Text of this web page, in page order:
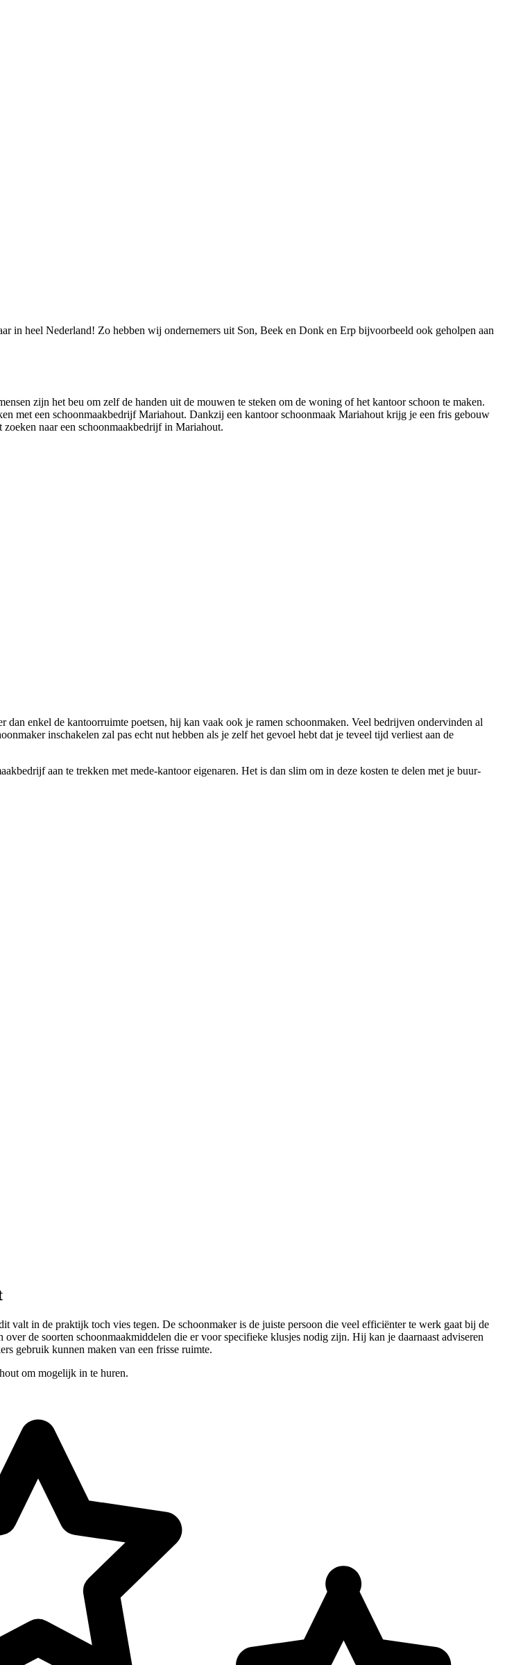
in heel Nederland! Zo hebben wij ondernemers uit Son, Beek en Donk en Erp bijvoorbeeld ook geholpen aan
zijn het beu om zelf de handen uit de mouwen te steken om de woning of het kantoor schoon te maken.
met een schoonmaakbedrijf Mariahout. Dankzij een kantoor schoonmaak Mariahout krijg je een fris gebouw
naar een schoonmaakbedrijf in Mariahout.
enkel de kantoorruimte poetsen, hij kan vaak ook je ramen schoonmaken. Veel bedrijven ondervinden al
inschakelen zal pas echt nut hebben als je zelf het gevoel hebt dat je teveel tijd verliest aan de
aan te trekken met mede-kantoor eigenaren. Het is dan slim om in deze kosten te delen met je buur-
in de praktijk toch vies tegen. De schoonmaker is de juiste persoon die veel efficiënter te werk gaat bij de
de soorten schoonmaakmiddelen die er voor specifieke klusjes nodig zijn. Hij kan je daarnaast adviseren
gebruik kunnen maken van een frisse ruimte.
om mogelijk in te huren.